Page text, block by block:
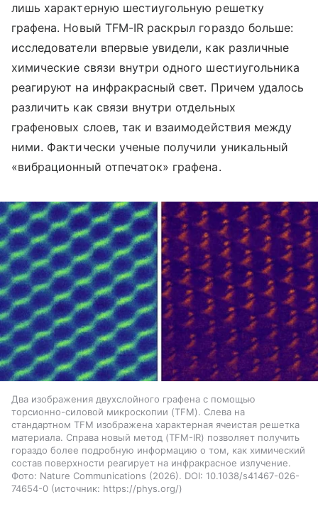
лишь характерную шестиугольную решетку
графена. Новый TFM-IR раскрыл гораздо больше:
исследователи впервые увидели, как различные
химические связи внутри одного шестиугольника
реагируют на инфракрасный свет. Причем удалось
различить как связи внутри отдельных
графеновых слоев, так и взаимодействия между
ними. Фактически ученые получили уникальный
«вибрационный отпечаток» графена.
Два изображения двухслойного графена с помощью
торсионно-силовой микроскопии (TFM). Слева на
стандартном TFM изображена характерная ячеистая решетка
материала. Справа новый метод (TFM-IR) позволяет получить
гораздо более подробную информацию о том, как химический
состав поверхности реагирует на инфракрасное излучение.
Фото: Nature Communications (2026). DOI: 10.1038/s41467-026-
74654-0
источник: https://phys.org/